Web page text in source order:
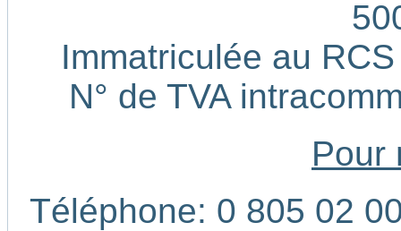
Immatriculée au
N° de TVA
Pour
Téléphone: 0 805 02